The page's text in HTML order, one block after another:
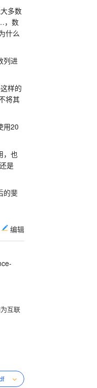
多数
，数
什么
列进
样的
将其
用20
，也
是
的斐
编辑
互联